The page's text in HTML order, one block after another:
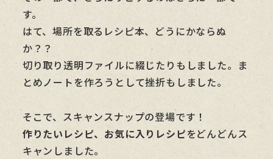
す。
はて、場所を取るレシピ本、どうにかならぬ
か？？
切り取り透明ファイルに綴じたりもしました。ま
とめノートを作ろうとして挫折もしました。
そこで、スキャンスナップの登場です！
作りたいレシピ、お気に入りレシピをどんどんス
キャンしました。